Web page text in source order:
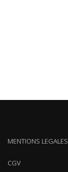
MENTIONS LEGALES
CGV